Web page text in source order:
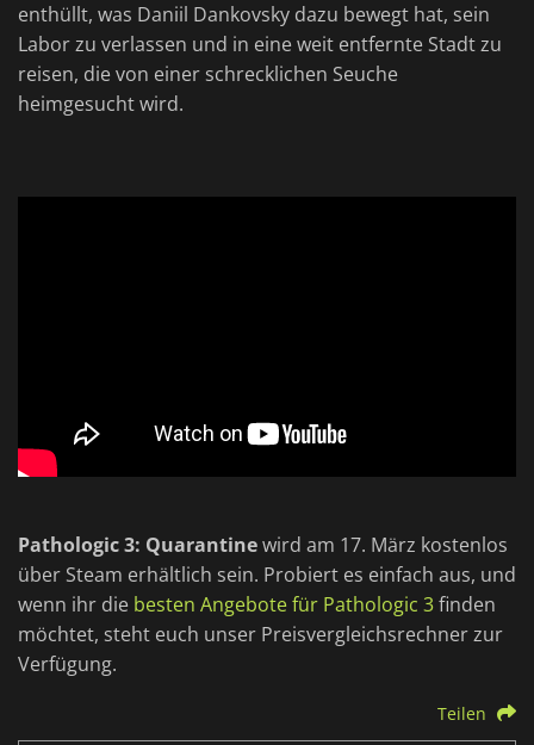
enthüllt, was Daniil Dankovsky dazu bewegt hat, sein
Labor zu verlassen und in eine weit entfernte Stadt zu
reisen, die von einer schrecklichen Seuche
heimgesucht wird.
Pathologic 3: Quarantinewird am 17. März kostenlos
über Steam erhältlich sein. Probiert es einfach aus, und
wenn ihr die besten Angebote für Pathologic 3finden
möchtet, steht euch unser Preisvergleichsrechner zur
Verfügung.
Teilen